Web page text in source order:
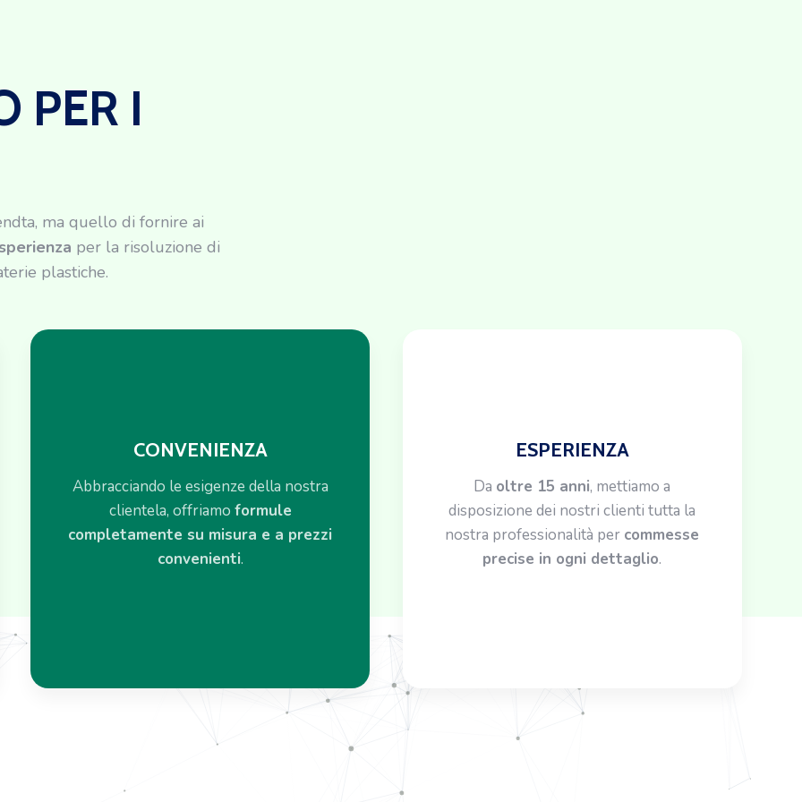
PER I
ma quello di fornire ai
per la risoluzione di
plastiche.
CONVENIENZA
Abbracciando le esigenze della nostra
clientela, offriamo formule
completamente su misura e a prezzi
convenienti.
ESPERIENZA
Da oltre 15 anni, mettiamo a
disposizione dei nostri clienti tutta la
nostra professionalità per commesse
precise in ogni dettaglio.